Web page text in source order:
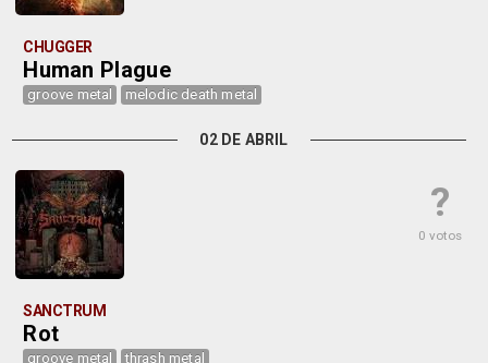
CHUGGER
Human Plague
groove metal melodic death metal
02 DE ABRIL
?
0 votos
SANCTRUM
Rot
groove metal thrash metal